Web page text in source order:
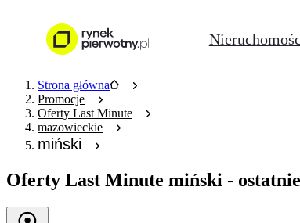
Strona główna
Promocje
Oferty Last Minute
mazowieckie
miński
Oferty Last Minute miński -